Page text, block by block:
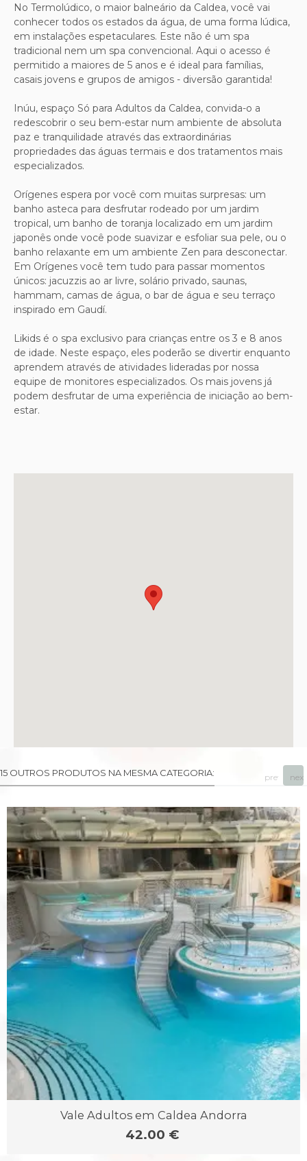
No Termolúdico, o maior balneário da Caldea, você vai
conhecer todos os estados da água, de uma forma lúdica,
em instalações espetaculares. Este não é um spa
tradicional nem um spa convencional. Aqui o acesso é
permitido a maiores de 5 anos e é ideal para famílias,
casais jovens e grupos de amigos - diversão garantida!
Inúu, espaço Só para Adultos da Caldea, convida-o a
redescobrir o seu bem-estar num ambiente de absoluta
paz e tranquilidade através das extraordinárias
propriedades das águas termais e dos tratamentos mais
especializados.
Orígenes espera por você com muitas surpresas: um
banho asteca para desfrutar rodeado por um jardim
tropical, um banho de toranja localizado em um jardim
japonês onde você pode suavizar e esfoliar sua pele, ou o
banho relaxante em um ambiente Zen para desconectar.
Em Orígenes você tem tudo para passar momentos
únicos: jacuzzis ao ar livre, solário privado, saunas,
hammam, camas de água, o bar de água e seu terraço
inspirado em Gaudí.
Likids é o spa exclusivo para crianças entre os 3 e 8 anos
de idade. Neste espaço, eles poderão se divertir enquanto
aprendem através de atividades lideradas por nossa
equipe de monitores especializados. Os mais jovens já
podem desfrutar de uma experiência de iniciação ao bem-
estar.
15 OUTROS PRODUTOS NA MESMA CATEGORIA:
Vale Adultos em Caldea Andorra
42.00 €
prev next